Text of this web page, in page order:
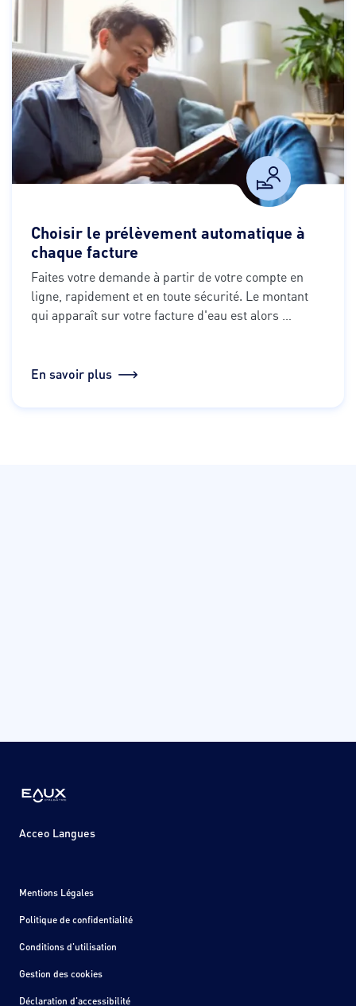
Choisir le prélèvement automatique à
chaque facture
Faites votre demande à partir de votre compte en
ligne, rapidement et en toute sécurité. Le montant
qui apparaît sur votre facture d'eau est alors
votre facture.
En savoir plus
Acceo Langues
Mentions Légales
Politique de confidentialité
Conditions d'utilisation
Gestion des cookies
Déclaration d'accessibilité